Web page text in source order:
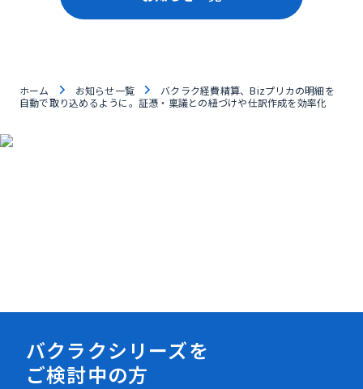
ホーム お知らせ一覧
バクラク経費精算、Bizプリカの明細を
自動で取り込めるように。証憑・稟議との紐づけや仕訳作成を効率化
バクラクシリーズを
ご検討中の方